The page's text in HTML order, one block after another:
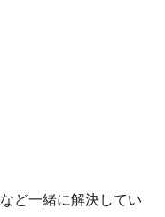
ど一緒に解決してい